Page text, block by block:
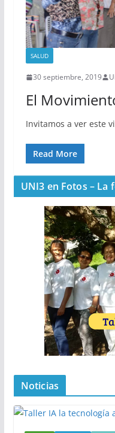
SALUD
30 septiembre, 2019
El
Invitamos a ver este
Read More
UNI3 en Fotos – La
Noticias